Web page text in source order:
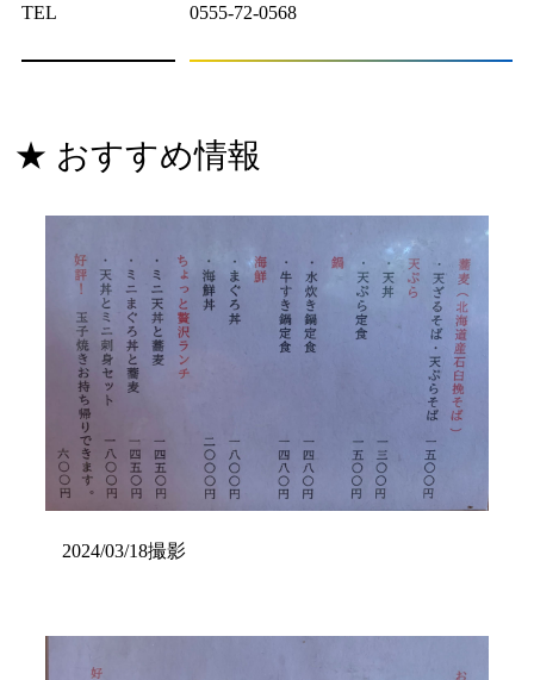
TEL 0555-72-0568
★ おすすめ情報
2024/03/18撮影